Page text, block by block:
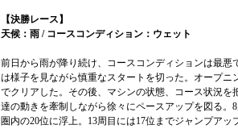
【決勝レース】
天候：雨 / コースコンディション：ウェット
前日から雨が降り続け、コースコンディションは最悪
は様子を見ながら慎重なスタートを切った。オープニ
でクリアした。その後、マシンの状態、コース状況を
達の動きを牽制しながら徐々にペースアップを図る。
圏内の20位に浮上。13周目には17位までジャンプアッ